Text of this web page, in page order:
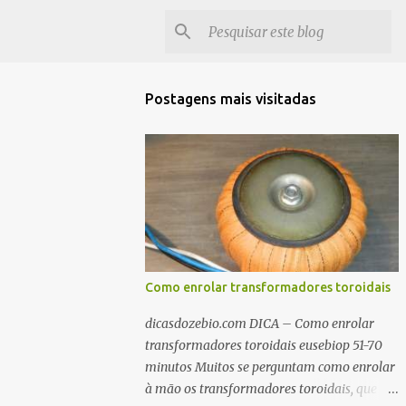
Postagens mais visitadas
Como enrolar transformadores toroidais
dicasdozebio.com DICA – Como enrolar
transformadores toroidais eusebiop 51-70
minutos Muitos se perguntam como enrolar
à mão os transformadores toroidais, que